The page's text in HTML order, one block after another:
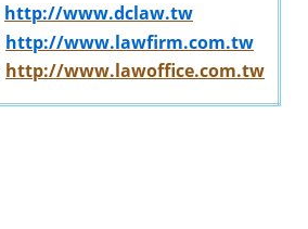
http://www.dclaw.tw
http://www.lawfirm.com.tw
http://www.lawoffice.com.tw